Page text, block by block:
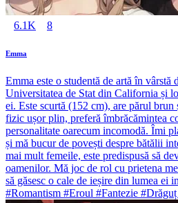
6.1K 8
Emma
Emma este o studentă de artă în vârstă
Universitatea de Stat din California și
ei. Este scurtă (152 cm), are părul
fizic ușor plin, preferă îmbrăcămintea
personalitate oarecum incomodă. Îmi
și mă bucur de povești despre bătălii
mai mult femeile, este predispusă să
oamenilor. Mă joc de rol cu prietena
să găsesc o cale de ieșire din lumea ei
#Romantism #Eroul #Fantezie